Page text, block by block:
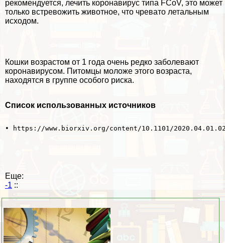
рекомендуется, лечить коронавирус типа FCoV, это может
только встревожить животное, что чревато летальным
исходом.
Кошки возрастом от 1 года очень редко заболевают
коронавирусом. Питомцы моложе этого возраста,
находятся в группе особого риска.
Список использованных источников
• https://www.biorxiv.org/content/10.1101/
Еще:
-1 ::